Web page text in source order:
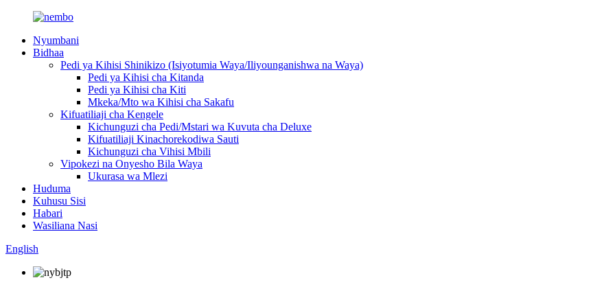
Nyumbani
Bidhaa
Pedi ya Kihisi Shinikizo (Isiyotumia Waya/Iliyounganishwa na Waya)
Pedi ya Kihisi cha Kitanda
Pedi ya Kihisi cha Kiti
Mkeka/Mto wa Kihisi cha Sakafu
Kifuatiliaji cha Kengele
Kichunguzi cha Pedi/Mstari wa Kuvuta cha Deluxe
Kifuatiliaji Kinachorekodiwa Sauti
Kichunguzi cha Vihisi Mbili
Vipokezi na Onyesho Bila Waya
Ukurasa wa Mlezi
Huduma
Kuhusu Sisi
Habari
Wasiliana Nasi
English